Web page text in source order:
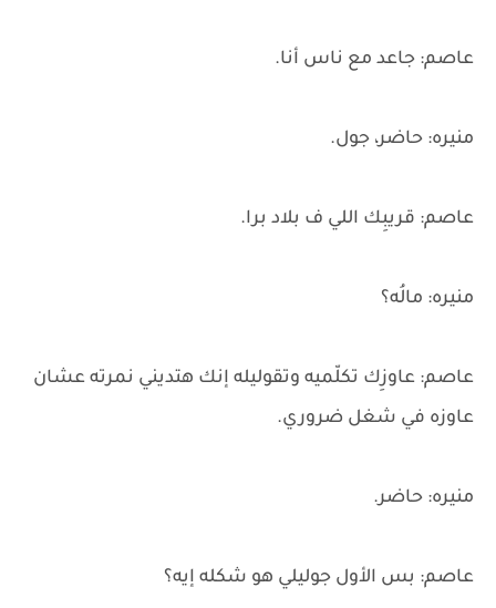
عاصم: جاعد مع ناس أنا.
منيره: حاضر، جول.
عاصم: قريبِك اللي ف بلاد برا.
منيره: مالُه؟
عاصم: عاوزِك تكلّميه وتقوليله إنك هتديني نمرته عشان
عاوزه في شغل ضروري.
منيره: حاضر.
عاصم: بس الأول جوليلي هو شكله إيه؟